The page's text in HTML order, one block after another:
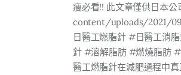
瘦必看!! 此文章僅供日本
content/uploads/2021/
日醫工燃脂針 #日醫工消
針 #溶解脂肪 #燃燒脂肪
醫工燃脂針在減肥過程中